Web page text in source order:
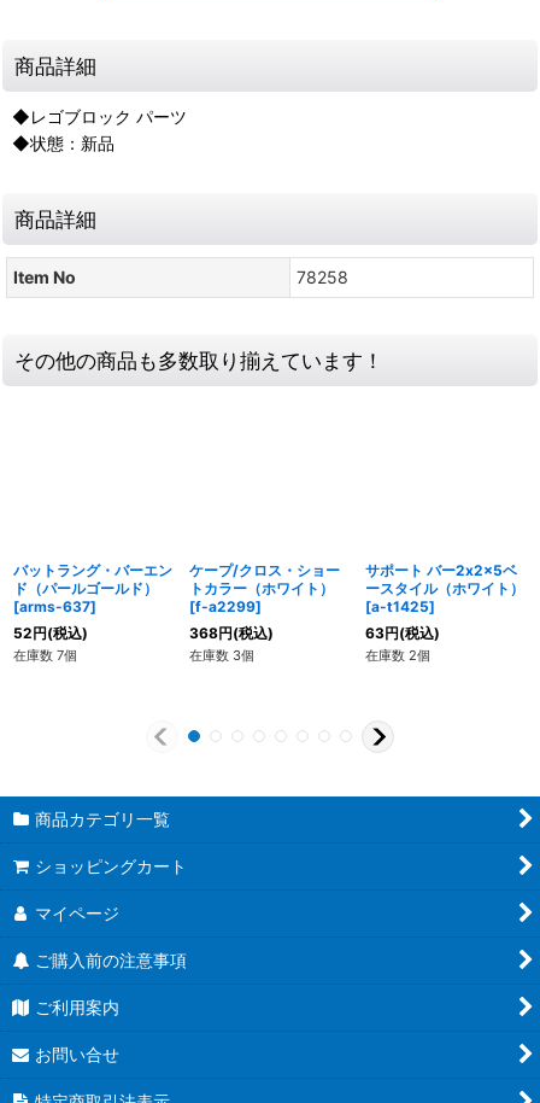
商品詳細
◆レゴブロック パーツ
◆状態：新品
商品詳細
Item No 78258
その他の商品も多数取り揃えています！
バットラング・バーエン
ド（パールゴールド）
[arms-637]
52円(税込)
在庫数 7個
ケープ/クロス・ショー
トカラー（ホワイト）
[f-a2299]
368円(税込)
在庫数 3個
サポート バー2x2x5ベ
ースタイル（ホワイト）
[a-t1425]
63円(税込)
在庫数 2個
商品カテゴリ一覧
ショッピングカート
マイページ
ご購入前の注意事項
ご利用案内
お問い合せ